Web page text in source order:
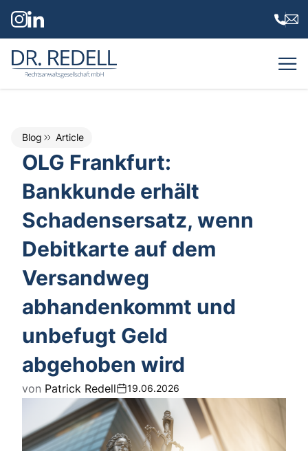
Dr. Redell Rechtsanwaltsgesellschaft mbH
Blog Article
OLG Frankfurt:
Bankkunde erhält
Schadensersatz, wenn
Debitkarte auf dem
Versandweg
abhandenkommt und
unbefugt Geld
abgehoben wird
von Patrick Redell 19.06.2026